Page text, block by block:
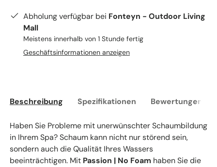
Abholung verfügbar bei Fonteyn - Outdoor Living
Mall
Meistens innerhalb von 1 Stunde fertig
Geschäftsinformationen anzeigen
Beschreibung Spezifikationen Bewertungen (0)
Haben Sie Probleme mit unerwünschter Schaumbildung
in Ihrem Spa? Schaum kann nicht nur störend sein,
sondern auch die Qualität Ihres Wassers
beeinträchtigen. Mit Passion | No Foam haben Sie die